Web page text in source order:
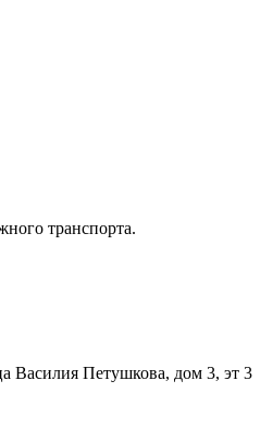
транспорта.
Василия Петушкова, дом 3, эт 3